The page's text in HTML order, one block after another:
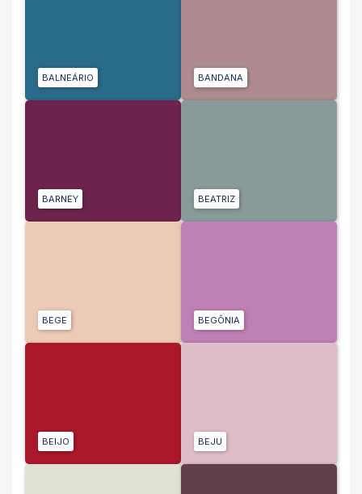
BALNEÁRIO BANDANA
BARNEY BEATRIZ
BEGE BEGÔNIA
BEIJO BEJU